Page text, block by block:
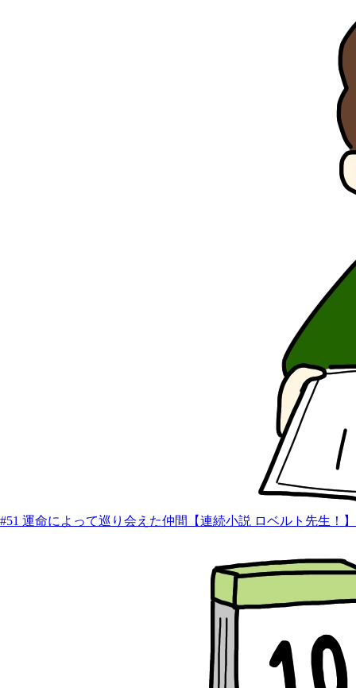
#51 運命によって巡り会えた仲間【連続小説 ロベルト先生！】